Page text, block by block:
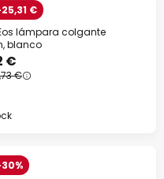
€
Eos lámpara colgante
blanco
€
€
30%